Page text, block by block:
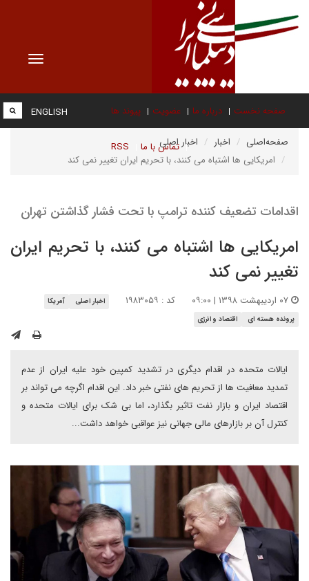
Toggle
صفحه نخست درباره ما عضویت پیوند ها
تماس با ما RSS
ENGLISH
صفحه‌اصلی اخبار
اخبار اصلی
امریکایی ها اشتباه می کنند، با تحریم ایران تغییر نمی کند
اقدامات تضعیف کننده ترامپ با تحت فشار گذاشتن تهران
امریکایی ها اشتباه می کنند، با تحریم ایران
تغییر نمی کند
کد : ۱۹۸۳۰۵۹ اخبار اصلی
آمریکا
پرونده هسته ای
اقتصاد و انرژی
ایالات متحده در اقدام دیگری در تشدید کمپین خود علیه ایران از عدم
تمدید معافیت ها از تحریم های نفتی خبر داد. این اقدام اگرچه می تواند بر
اقتصاد ایران و بازار نفت تاثیر بگذارد، اما بی شک برای ایالات متحده و
کنترل آن بر بازارهای مالی جهانی نیز عواقبی خواهد داشت...